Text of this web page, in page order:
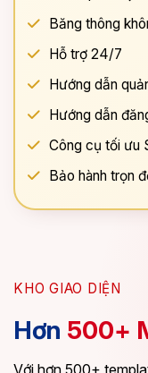
Băng thông
Hỗ trợ 24/7
Hướng dẫn
Hướng dẫn
Công cụ tối ưu
Bảo hành trọn
KHO GIAO DIỆN
Hơn 500+